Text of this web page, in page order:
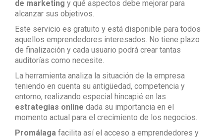
de marketing y qué aspectos debe mejorar para
alcanzar sus objetivos.
Este servicio es gratuito y está disponible para todos
aquellos emprendedores interesados. No tiene plazo
de finalización y cada usuario podrá crear tantas
auditorías como necesite.
La herramienta analiza la situación de la empresa
teniendo en cuenta su antigüedad, competencia y
entorno, realizando especial hincapié en las
estrategias online dada su importancia en el
momento actual para el crecimiento de los negocios.
Promálaga facilita así el acceso a emprendedores y